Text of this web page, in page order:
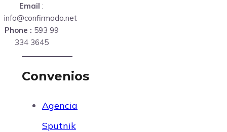
Email :
info@confirmado.net
Phone : 593 99
334 3645
Convenios
Agencia
Sputnik